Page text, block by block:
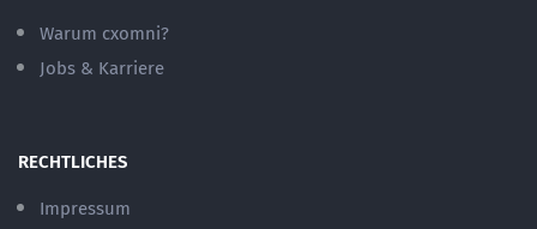
Warum cxomni?
Jobs & Karriere
RECHTLICHES
Impressum